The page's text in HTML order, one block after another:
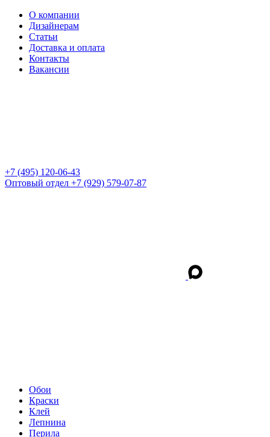
О компании
Дизайнерам
Статьи
Доставка и оплата
Контакты
Вакансии
+7 (495) 120-06-43
Оптовый отдел +7 (929) 579-07-87
Обои
Краски
Клей
Лепнина
Перила